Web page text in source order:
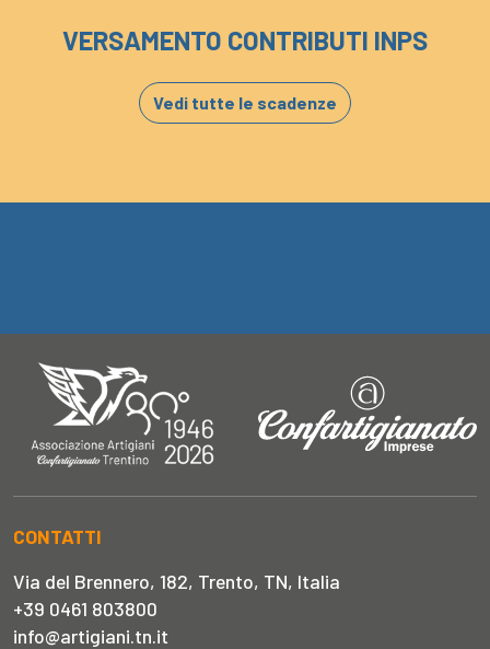
VERSAMENTO CONTRIBUTI INPS
Vedi tutte le scadenze
CONTATTI
Via del Brennero, 182, Trento, TN, Italia
+39 0461 803800
info@artigiani.tn.it